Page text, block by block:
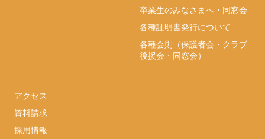
卒業生のみなさまへ・同窓会
各種証明書発行について
各種会則（保護者会・クラブ
後援会・同窓会）
アクセス
資料請求
採用情報